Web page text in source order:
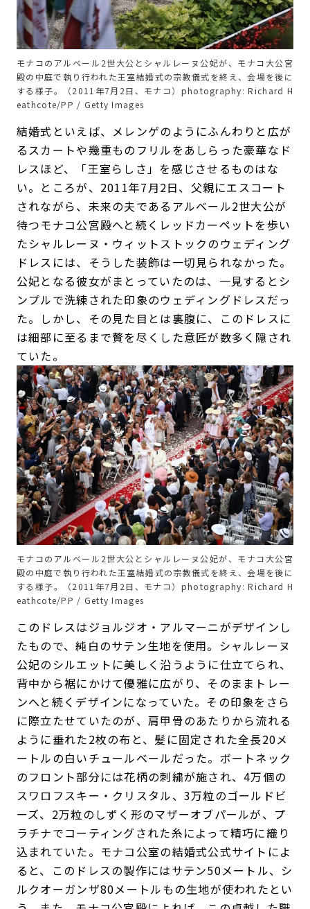
モナコのアルベール2世大公とシャルレーヌ公妃が、モナコ大公宮
殿の中庭で執り行われた王室結婚式の宗教儀式を終え、会場を後に
する様子。（2011年7月2日、モナコ）photography: Richard H
eathcote/PP / Getty Images
結婚式といえば、メレンゲのようにふんわりと広が
るスカートや幾重ものフリルをあしらった豪華なド
レスほど、「王室らしさ」を感じさせるものはな
い。ところが、2011年7月2日、父親にエスコート
されながら、未来の夫であるアルベール2世大公が
待つモナコ公宮殿へと続くレッドカーペットを歩い
たシャルレーヌ・ウィットストックのウェディング
ドレスには、そうした装飾は一切見られなかった。
公妃となる彼女がまとっていたのは、一見するとシ
ンプルで洗練された印象のウェディングドレスだっ
た。しかし、その見た目とは裏腹に、このドレスに
は細部に至るまで贅を尽くした意匠が数多く隠され
ていた。
モナコのアルベール2世大公とシャルレーヌ公妃が、モナコ大公宮
殿の中庭で執り行われた王室結婚式の宗教儀式を終え、会場を後に
する様子。（2011年7月2日、モナコ）photography: Richard H
eathcote/PP / Getty Images
このドレスはジョルジオ・アルマーニがデザインし
たもので、純白のサテン生地を使用。シャルレーヌ
公妃のシルエットに美しく沿うように仕立てられ、
背中から裾にかけて優雅に広がり、そのままトレー
ンへと続くデザインになっていた。その印象をさら
に際立たせていたのが、肩甲骨のあたりから流れる
ように垂れた2枚の布と、髪に固定された全長20メ
ートルの白いチュールベールだった。ボートネック
のフロント部分には花柄の刺繍が施され、4万個の
スワロフスキー・クリスタル、3万粒のゴールドビ
ーズ、2万粒のしずく形のマザーオブパールが、プ
ラチナでコーティングされた糸によって精巧に織り
込まれていた。モナコ公室の結婚式公式サイトによ
ると、このドレスの製作にはサテン50メートル、シ
ルクオーガンザ80メートルもの生地が使われたとい